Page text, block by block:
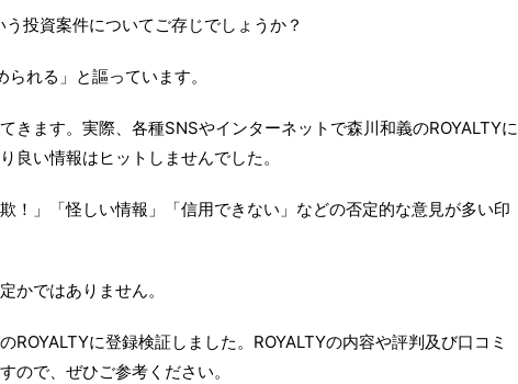
投資案件についてご存じでしょうか？
られる」と謳っています。
きます。実際、各種SNSやインターネットで森川和義のROYALTYに
良い情報はヒットしませんでした。
！」「怪しい情報」「信用できない」などの否定的な意見が多い印
かではありません。
ROYALTYに登録検証しました。ROYALTYの内容や評判及び口コミ
ので、ぜひご参考ください。